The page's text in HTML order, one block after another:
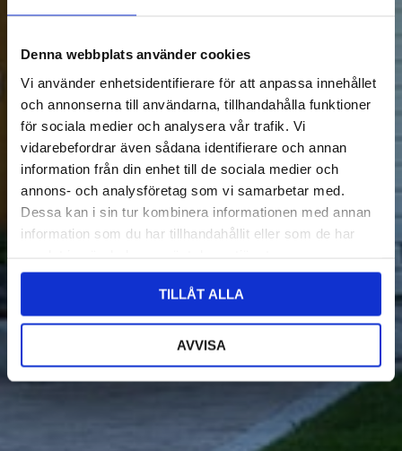
Denna webbplats använder cookies
Vi använder enhetsidentifierare för att anpassa innehållet
och annonserna till användarna, tillhandahålla funktioner
för sociala medier och analysera vår trafik. Vi
vidarebefordrar även sådana identifierare och annan
information från din enhet till de sociala medier och
annons- och analysföretag som vi samarbetar med.
Dessa kan i sin tur kombinera informationen med annan
information som du har tillhandahållit eller som de har
TILLÅT ALLA
AVVISA